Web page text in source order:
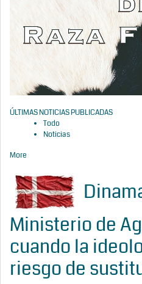
ÚLTIMAS NOTICIAS PUBLICADAS
Todo
Noticias
More
Ministerio de
cuando la
riesgo de